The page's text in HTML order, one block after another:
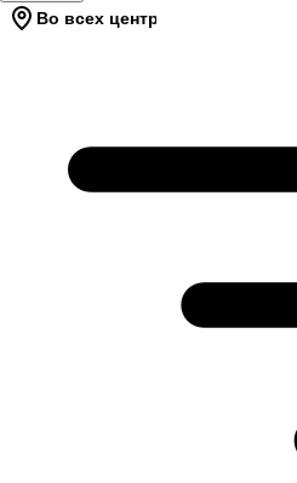
Во всех центрах